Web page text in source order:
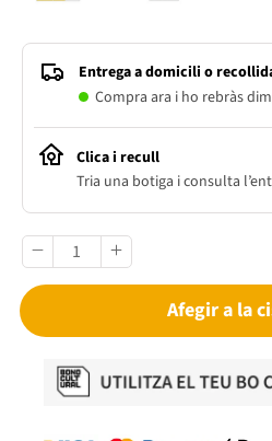
Entrega a domicili o
Compra ara i ho rebràs
Clica i recull
Tria una botiga i consulta
Afegir a la